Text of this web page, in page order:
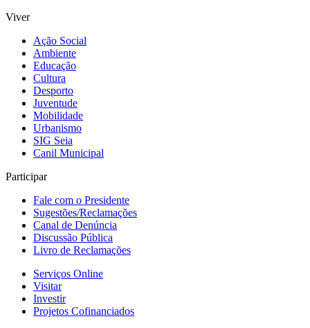
Viver
Ação Social
Ambiente
Educação
Cultura
Desporto
Juventude
Mobilidade
Urbanismo
SIG Seia
Canil Municipal
Participar
Fale com o Presidente
Sugestões/Reclamações
Canal de Denúncia
Discussão Pública
Livro de Reclamações
Serviços Online
Visitar
Investir
Projetos Cofinanciados